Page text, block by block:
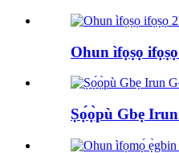
Ohun ìfọṣọ
Ṣọ́ọ̀pù Gbẹ